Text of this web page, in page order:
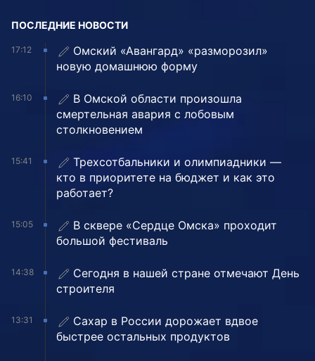
ПОСЛЕДНИЕ НОВОСТИ
17:12
Омский «Авангард» «разморозил»
новую домашнюю форму
16:10
В Омской области произошла
смертельная авария с лобовым
столкновением
15:41
Трехсотбальники и олимпиадники —
кто в приоритете на бюджет и как это
работает?
15:05
В сквере «Сердце Омска» проходит
большой фестиваль
14:38
Сегодня в нашей стране отмечают День
строителя
13:31
Сахар в России дорожает вдвое
быстрее остальных продуктов